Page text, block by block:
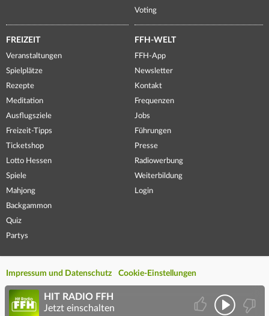
Voting
FREIZEIT
Veranstaltungen
Spielplätze
Rezepte
Meditation
Ausflugsziele
Freizeit-Tipps
Ticketshop
Lotto Hessen
Spiele
Mahjong
Backgammon
Quiz
Partys
FFH-WELT
FFH-App
Newsletter
Kontakt
Frequenzen
Jobs
Führungen
Presse
Radiowerbung
Weiterbildung
Login
Impressum und Datenschutz Cookie-Einstellungen
HIT RADIO FFH
Jetzt einschalten